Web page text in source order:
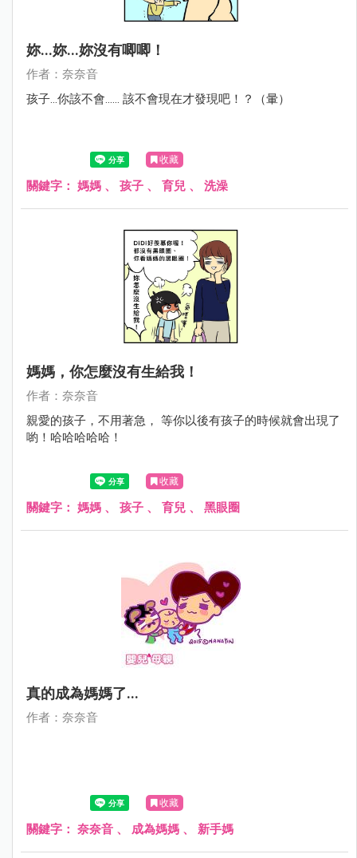
妳...妳...妳沒有唧唧！
作者：奈奈音
孩子...你該不會...... 該不會現在才發現吧！？（暈）
收藏
關鍵字： 媽媽 、 孩子 、 育兒 、 洗澡
媽媽，你怎麼沒有生給我！
作者：奈奈音
親愛的孩子，不用著急， 等你以後有孩子的時候就會出現了
喲！哈哈哈哈哈！
收藏
關鍵字： 媽媽 、 孩子 、 育兒 、 黑眼圈
真的成為媽媽了...
作者：奈奈音
收藏
關鍵字： 奈奈音 、 成為媽媽 、 新手媽